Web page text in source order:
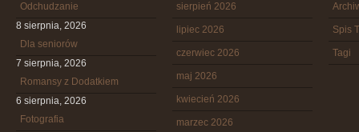
Odchudzanie
8 sierpnia, 2026
Dla seniorów
7 sierpnia, 2026
Romansy z Dodatkiem
6 sierpnia, 2026
Fotografia
sierpień 2026
lipiec 2026
czerwiec 2026
maj 2026
kwiecień 2026
marzec 2026
Spis
Tagi